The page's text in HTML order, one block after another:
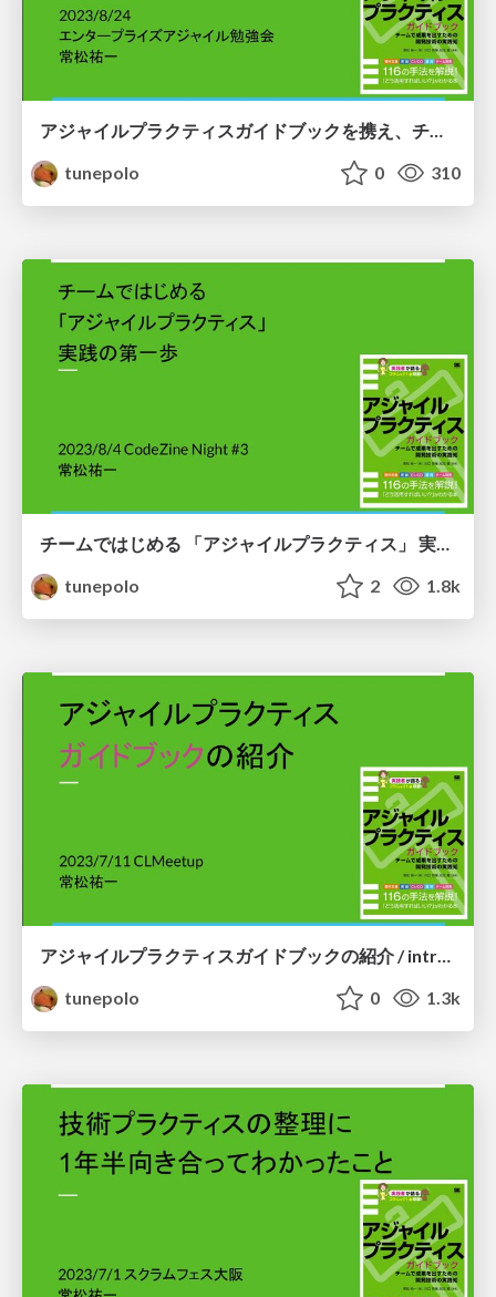
アジャイルプラクティスガイドブックを携え、チームで現場を変えていく / Improve your development process with Agile Practices Guidebook
tunepolo
0 310
チームではじめる 「アジャイルプラクティス」 実践の第一歩 / First step to start implementing "Agile Practices" with your team
tunepolo
2 1.8k
アジャイルプラクティスガイドブックの紹介 / introduction of Agile Practice Guidebook
tunepolo
0 1.3k